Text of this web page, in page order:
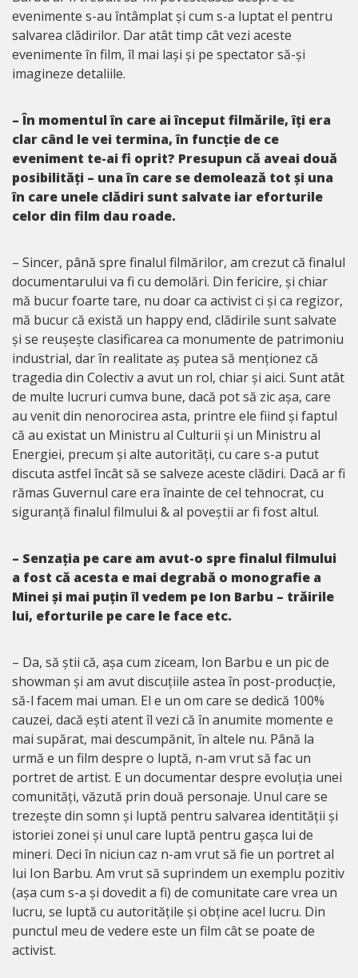
evenimente s-au întâmplat și cum s-a luptat el pentru
salvarea clădirilor. Dar atât timp cât vezi aceste
evenimente în film, îl mai lași și pe spectator să-și
imagineze detaliile.
– În momentul în care ai început filmările, îți era
clar când le vei termina, în funcție de ce
eveniment te-ai fi oprit? Presupun că aveai două
posibilități – una în care se demolează tot și una
în care unele clădiri sunt salvate iar eforturile
celor din film dau roade.
– Sincer, până spre finalul filmărilor, am crezut că finalul
documentarului va fi cu demolări. Din fericire, și chiar
mă bucur foarte tare, nu doar ca activist ci și ca regizor,
mă bucur că există un happy end, clădirile sunt salvate
și se reușește clasificarea ca monumente de patrimoniu
industrial, dar în realitate aș putea să menționez că
tragedia din Colectiv a avut un rol, chiar și aici. Sunt atât
de multe lucruri cumva bune, dacă pot să zic așa, care
au venit din nenorocirea asta, printre ele fiind și faptul
că au existat un Ministru al Culturii și un Ministru al
Energiei, precum și alte autorități, cu care s-a putut
discuta astfel încât să se salveze aceste clădiri. Dacă ar fi
rămas Guvernul care era înainte de cel tehnocrat, cu
siguranță finalul filmului & al poveștii ar fi fost altul.
– Senzația pe care am avut-o spre finalul filmului
a fost că acesta e mai degrabă o monografie a
Minei și mai puțin îl vedem pe Ion Barbu – trăirile
lui, eforturile pe care le face etc.
– Da, să știi că, așa cum ziceam, Ion Barbu e un pic de
showman și am avut discuțiile astea în post-producție,
să-l facem mai uman. El e un om care se dedică 100%
cauzei, dacă ești atent îl vezi că în anumite momente e
mai supărat, mai descumpănit, în altele nu. Până la
urmă e un film despre o luptă, n-am vrut să fac un
portret de artist. E un documentar despre evoluția unei
comunități, văzută prin două personaje. Unul care se
trezește din somn și luptă pentru salvarea identității și
istoriei zonei și unul care luptă pentru gașca lui de
mineri. Deci în niciun caz n-am vrut să fie un portret al
lui Ion Barbu. Am vrut să suprindem un exemplu pozitiv
(așa cum s-a și dovedit a fi) de comunitate care vrea un
lucru, se luptă cu autoritățile și obține acel lucru. Din
punctul meu de vedere este un film cât se poate de
activist.